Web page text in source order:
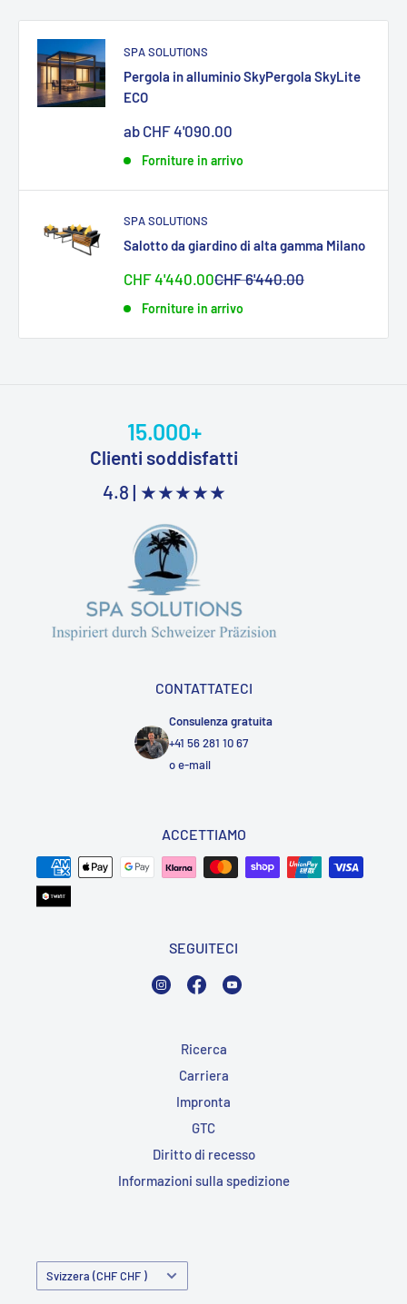
SPA SOLUTIONS
Pergola in alluminio SkyPergola SkyLite
ECO
Sonderpreis
ab CHF 4'090.00
Forniture in arrivo
SPA SOLUTIONS
Salotto da giardino di alta gamma Milano
Sonderpreis
CHF 4'440.00Normalpreis
CHF 6'440.00
Forniture in arrivo
15.000+
Clienti soddisfatti
4.8 | ★★★★★
CONTATTATECI
Consulenza gratuita
+41 56 281 10 67
oe-mail
ACCETTIAMO
SEGUITECI
InstagramFacebook
Ricerca
Carriera
Impronta
GTC
Diritto di recesso
Informazioni sulla spedizione
Paese/Regione Svizzera (CHF CHF )